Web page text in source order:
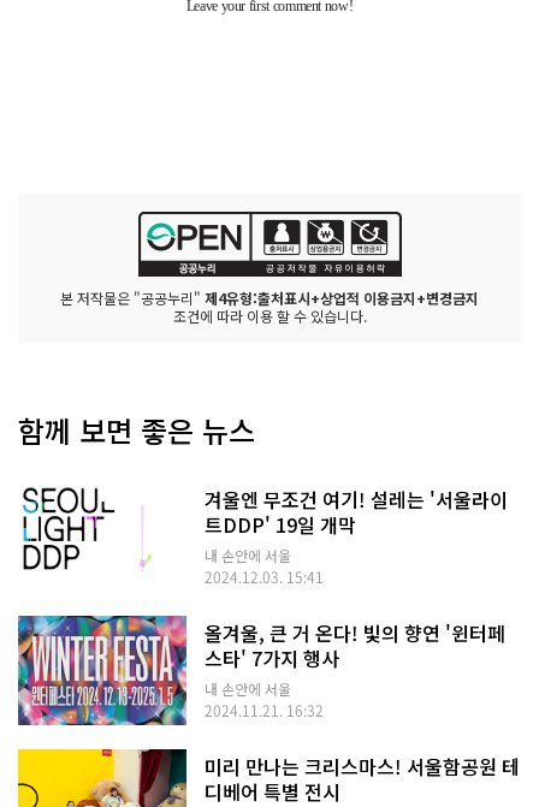
본 저작물은 "공공누리" 제4유형:출처표시+상업적 이용금지+변경금지
조건에 따라 이용 할 수 있습니다.
함께 보면 좋은 뉴스
겨울엔 무조건 여기! 설레는 '서울라이
트DDP' 19일 개막
내 손안에 서울
2024.12.03. 15:41
올겨울, 큰 거 온다! 빛의 향연 '윈터페
스타' 7가지 행사
내 손안에 서울
2024.11.21. 16:32
미리 만나는 크리스마스! 서울함공원 테
디베어 특별 전시